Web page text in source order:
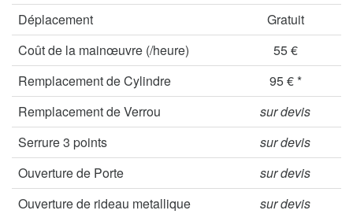
Déplacement
Gratuit
Coût de la mainœuvre (/heure)
55 €
Remplacement de Cylindre
95 € *
Remplacement de Verrou
sur devis
Serrure 3 points
sur devis
Ouverture de Porte
sur devis
Ouverture de rideau metallique
sur devis